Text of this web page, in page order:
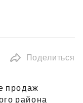
Поделиться
продаж
района